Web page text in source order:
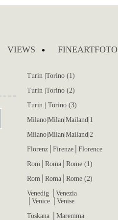
VIEWS
Turin |Torino (1)
Turin |Torino (2)
Turin | Torino (3)
Milano|Milan|Mailand|1
Milano|Milan|Mailand|2
Florenz│Firenze│Florence
Rom│Roma│Rome (1)
Rom│Roma│Rome (2)
Venedig │Venezia
│Venice │Venise
Toskana │Maremma
FINEARTFOTO